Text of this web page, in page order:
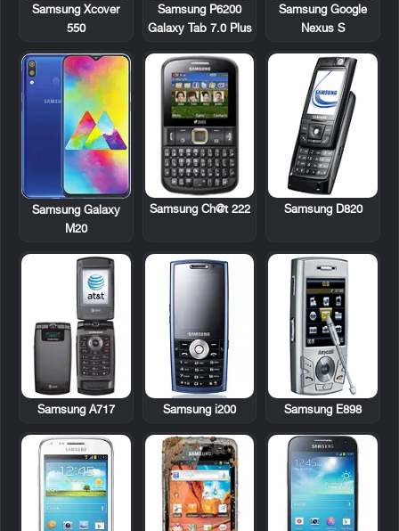
Samsung Google
Nexus S
Samsung P6200
Galaxy Tab 7.0 Plus
Samsung Xcover
550
Samsung D820
Samsung Ch@t 222
Samsung Galaxy
M20
Samsung E898
Samsung i200
Samsung A717